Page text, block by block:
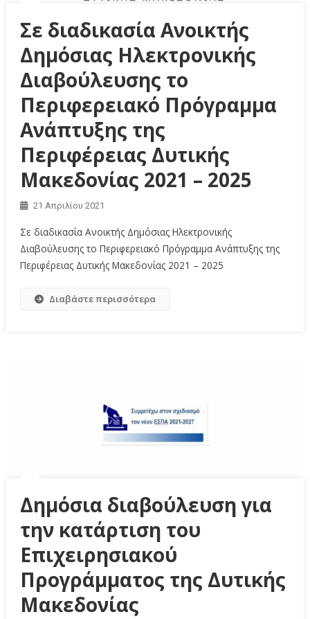
Σε διαδικασία Ανοικτής
Δημόσιας Ηλεκτρονικής
Διαβούλευσης το
Περιφερειακό Πρόγραμμα
Ανάπτυξης της
Περιφέρειας Δυτικής
Μακεδονίας 2021 – 2025
21 Απριλίου 2021
Σε διαδικασία Ανοικτής Δημόσιας Ηλεκτρονικής
Διαβούλευσης το Περιφερειακό Πρόγραμμα Ανάπτυξης της
Περιφέρειας Δυτικής Μακεδονίας 2021 – 2025
Διαβάστε περισσότερα
Δημόσια διαβούλευση για
την κατάρτιση του
Επιχειρησιακού
Προγράμματος της Δυτικής
Μακεδονίας